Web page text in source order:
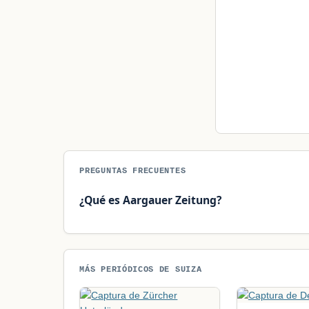
PREGUNTAS FRECUENTES
¿Qué es Aargauer Zeitung?
MÁS PERIÓDICOS DE SUIZA